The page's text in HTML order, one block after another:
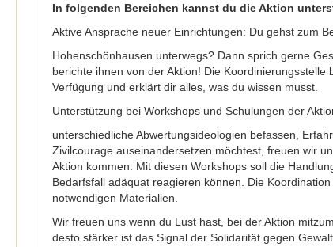
In folgenden Bereichen kannst du die Aktion
Aktive Ansprache neuer Einrichtungen: Du gehst zum
Hohenschönhausen unterwegs? Dann sprich gerne
berichte ihnen von der Aktion! Die
Verfügung und erklärt dir alles, was du wissen musst.
Unterstützung bei Workshops und Schulungen der
unterschiedliche Abwertungsideologien befassen,
Zivilcourage auseinandersetzen möchtest, freuen wir
Aktion kommen. Mit diesen Workshops soll die
Bedarfsfall adäquat reagieren können. Die
notwendigen Materialien.
Wir freuen uns wenn du Lust hast, bei der Aktion
desto stärker ist das Signal der Solidarität gegen